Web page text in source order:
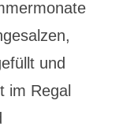
und
im Regal